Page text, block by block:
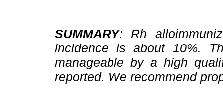
SUMMARY: Rh
incidence is about 10%.
manageable by a high
reported. We recommend